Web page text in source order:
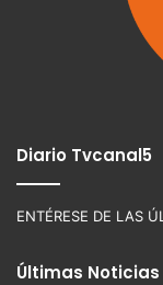
Diario Tvcanal5
ENTÉRESE DE LAS
Últimas Noticias